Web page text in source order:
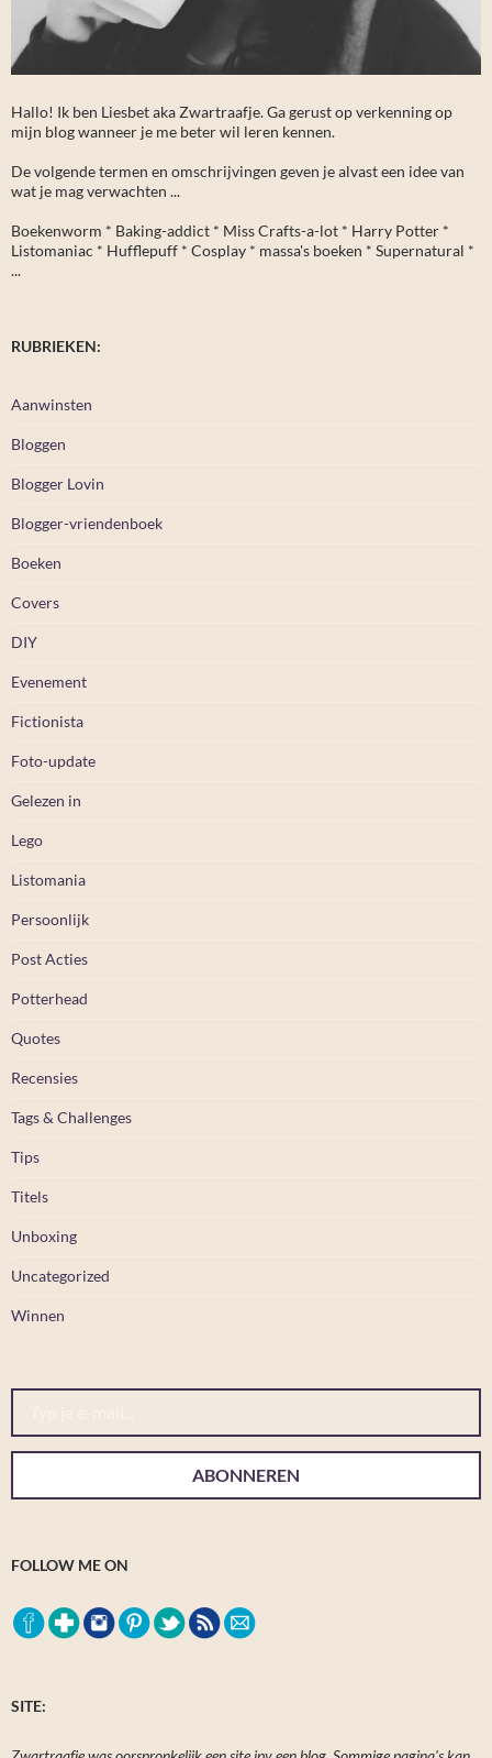
Hallo! Ik ben Liesbet aka Zwartraafje. Ga gerust op verkenning op
mijn blog wanneer je me beter wil leren kennen.
De volgende termen en omschrijvingen geven je alvast een idee van
wat je mag verwachten ...
Boekenworm * Baking-addict * Miss Crafts-a-lot * Harry Potter *
Listomaniac * Hufflepuff * Cosplay * massa's boeken * Supernatural *
...
RUBRIEKEN:
Aanwinsten
Bloggen
Blogger Lovin
Blogger-vriendenboek
Boeken
Covers
DIY
Evenement
Fictionista
Foto-update
Gelezen in
Lego
Listomania
Persoonlijk
Post Acties
Potterhead
Quotes
Recensies
Tags & Challenges
Tips
Titels
Unboxing
Uncategorized
Winnen
Typ je e-mail...
ABONNEREN
FOLLOW ME ON
SITE: